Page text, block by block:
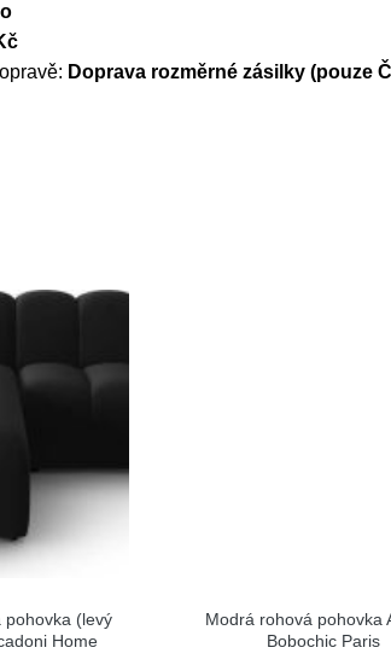
Doprava rozměrné zásilky (pouze
pohovka (levý
Home
Modrá rohová pohovka
Bobochic Paris